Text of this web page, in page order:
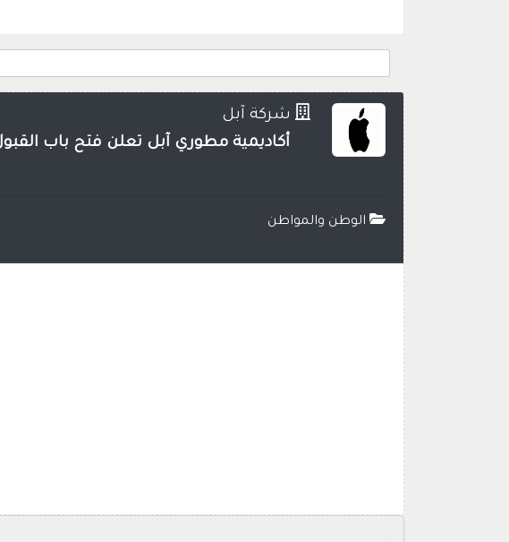
شركة آبل
أكاديمية مطوري آبل تعلن فتح باب
الوطن والمواطن